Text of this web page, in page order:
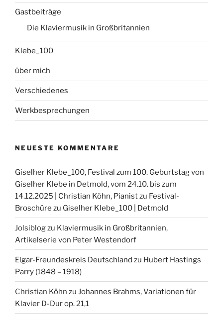
Gastbeiträge
Die Klaviermusik in Großbritannien
Klebe_100
über mich
Verschiedenes
Werkbesprechungen
NEUESTE KOMMENTARE
Giselher Klebe_100, Festival zum 100. Geburtstag von
Giselher Klebe in Detmold, vom 24.10. bis zum
14.12.2025 | Christian Köhn, Pianistzu Festival-
Broschüre zu Giselher Klebe_100 | Detmold
Jolsiblogzu Klaviermusik in Großbritannien,
Artikelserie von Peter Westendorf
Elgar-Freundeskreis Deutschland zu Hubert Hastings
Parry (1848 – 1918)
Christian Köhn zu Johannes Brahms, Variationen für
Klavier D-Dur op. 21,1